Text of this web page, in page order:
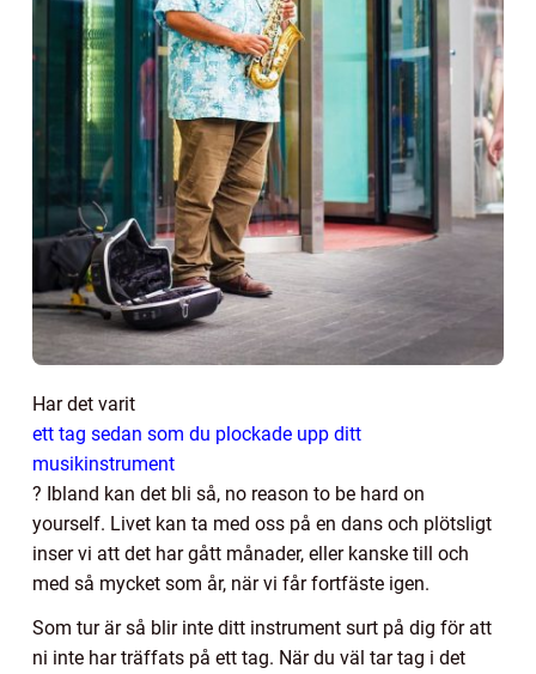
Har det varit
ett tag sedan som du plockade upp ditt
musikinstrument
? Ibland kan det bli så, no reason to be hard on
yourself. Livet kan ta med oss på en dans och plötsligt
inser vi att det har gått månader, eller kanske till och
med så mycket som år, när vi får fortfäste igen.
Som tur är så blir inte ditt instrument surt på dig för att
ni inte har träffats på ett tag. När du väl tar tag i det